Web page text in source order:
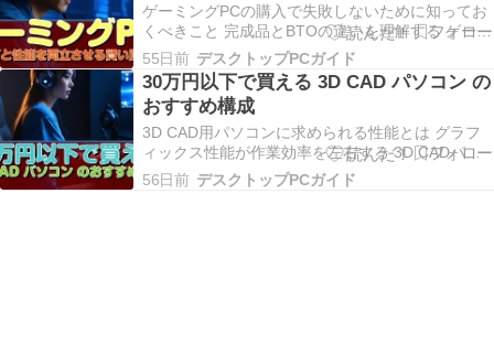
ゲーミングPCの購入で失敗しないために知ってお
くべきこと 完成品とBTOの違いを理解する ゲーミ
ングPCを購入する際、家電量販店で売られている
完成品を選ぶか、BTOパソコンでカスタマイズす
るか迷ってしまいますよね。 BTOパソコンは必要
なパーツだけにお金をかけられるため、同じ予
算…
55日前 デスクトップPCガイド
30万円以下で買える 3D CAD パソコン の
おすすめ構成
3D CAD用パソコンに求められる性能とは グラフ
ィックス性能が作業効率を左右する 3D CADパソ
コンを選ぶ際、最も重視すべきはグラフィックス
性能です。 AutoCADやSolidWorks、Fusion 360と
56日前 デスクトップPCガイド